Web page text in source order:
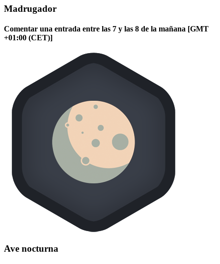
Madrugador
Comentar una entrada entre las 7 y las 8 de la mañana [GMT
+01:00 (CET)]
Ave nocturna